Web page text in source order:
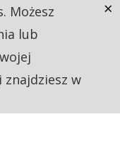
Możesz
lub
w
×